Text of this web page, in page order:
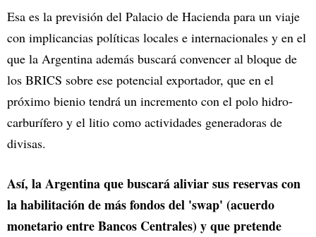
Esa es la previsión del Palacio de Hacienda para un viaje
con implicancias políticas locales e internacionales y en el
que la Argentina además buscará convencer al bloque de
los BRICS sobre ese potencial exportador, que en el
próximo bienio tendrá un incremento con el polo hidro-
carburífero y el litio como actividades generadoras de
divisas.
Así, la Argentina que buscará aliviar sus reservas con
la habilitación de más fondos del 'swap' (acuerdo
monetario entre Bancos Centrales) y que pretende